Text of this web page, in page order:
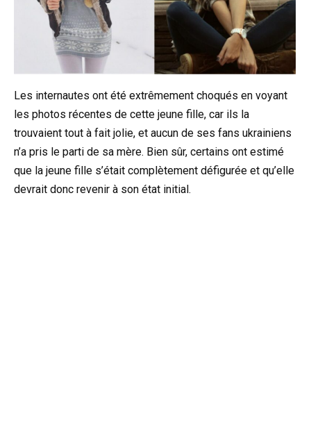
Les internautes ont été extrêmement choqués en voyant
les photos récentes de cette jeune fille, car ils la
trouvaient tout à fait jolie, et aucun de ses fans ukrainiens
n’a pris le parti de sa mère. Bien sûr, certains ont estimé
que la jeune fille s’était complètement défigurée et qu’elle
devrait donc revenir à son état initial.